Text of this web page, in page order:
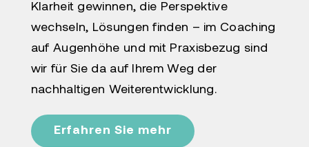
Klarheit gewinnen, die Perspektive
wechseln, Lösungen finden – im Coaching
auf Augenhöhe und mit Praxisbezug sind
wir für Sie da auf Ihrem Weg der
nachhaltigen Weiterentwicklung.
Erfahren Sie mehr